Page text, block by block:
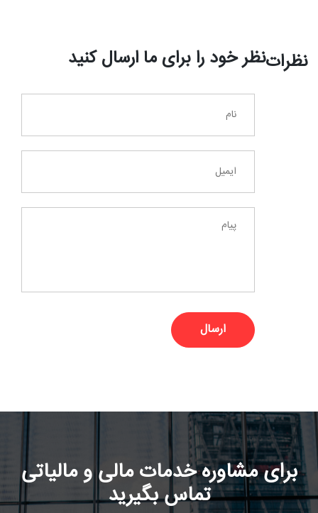
نظراتنظر خود را برای ما ارسال کنید
ارسال
برای مشاوره خدمات مالی و مالیاتی
تماس بگیرید